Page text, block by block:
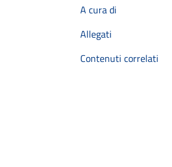
A cura di
Allegati
Contenuti correlati